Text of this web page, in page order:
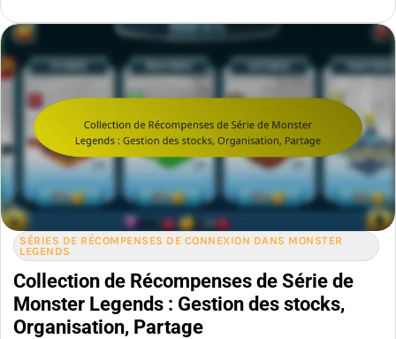
SÉRIES DE RÉCOMPENSES DE CONNEXION DANS MONSTER
LEGENDS
Collection de Récompenses de Série de
Monster Legends : Gestion des stocks,
Organisation, Partage